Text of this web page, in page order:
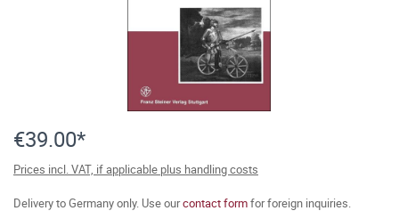
€39.00*
Prices incl. VAT, if applicable plus handling costs
Delivery to Germany only. Use ourcontact formfor foreign inquiries.